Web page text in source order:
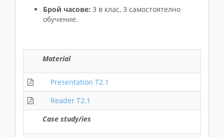
Брой часове: 3 в клас, 3 cамостоятелно
обучение.
Material
Presentation T2.1
Reader T2.1
Case study/ies